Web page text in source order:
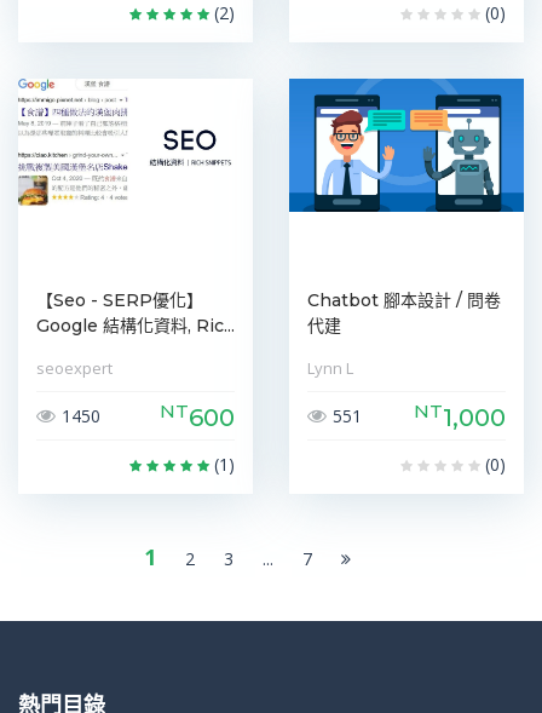
(2) (0)
【Seo - SERP優化】
Google 結構化資料, Ric...
seoexpert
1450 NT600
(1)
Chatbot 腳本設計 / 問卷
代建
Lynn L
551 NT1,000
(0)
1 2 3 ... 7
熱門目錄